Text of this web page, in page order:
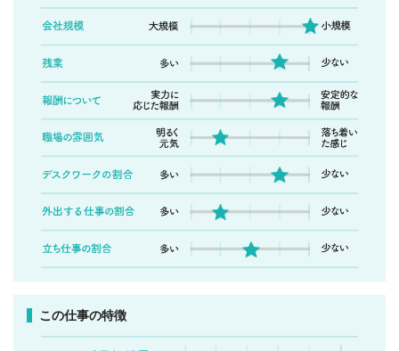
この仕事の特徴